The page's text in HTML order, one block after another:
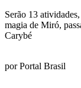
Serão 13
magia de Miró,
Carybé
porPortal Brasil